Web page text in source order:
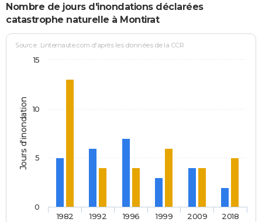
Nombre de jours d'inondations déclarées
catastrophe naturelle à Montirat
Jours d'inondation
Source : Linternaute.com d'après les données de la CCR
1982 1992 1996 1999 2009 2018
0
5
10
15